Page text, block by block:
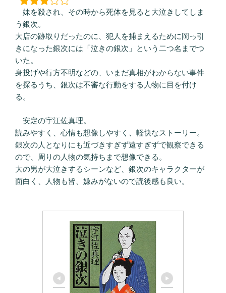
妹を殺され、その時から死体を見ると大泣きしてしま
う銀次。
大店の跡取りだったのに、犯人を捕まえるために岡っ引
きになった銀次には「泣きの銀次」という二つ名までつ
いた。
身投げや行方不明などの、いまだ真相がわからない事件
を探るうち、銀次は不審な行動をする人物に目を付け
る。
安定の宇江佐真理。
読みやすく、心情も想像しやすく、軽快なストーリー。
銀次の人となりにも近づきすぎず遠すぎずで観察できる
ので、周りの人物の気持ちまで想像できる。
大の男が大泣きするシーンなど、銀次のキャラクターが
面白く、人物も皆、嫌みがないので読後感も良い。